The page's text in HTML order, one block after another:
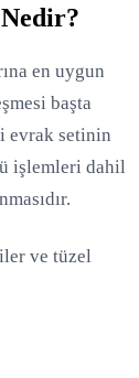
en uygun
başta
evrak setinin
işlemleri dahil
ve tüzel